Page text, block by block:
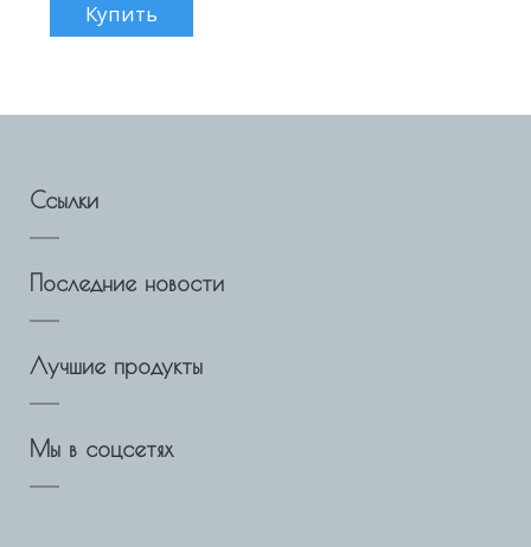
Ссылки
Последние новости
Лучшие продукты
Мы в соцсетях